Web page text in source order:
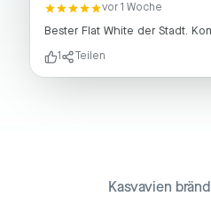
vor 1 Woche
Bester Flat White der Stadt.
1 Teilen
Kasvavien